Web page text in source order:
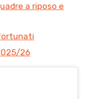
a riposo e
26